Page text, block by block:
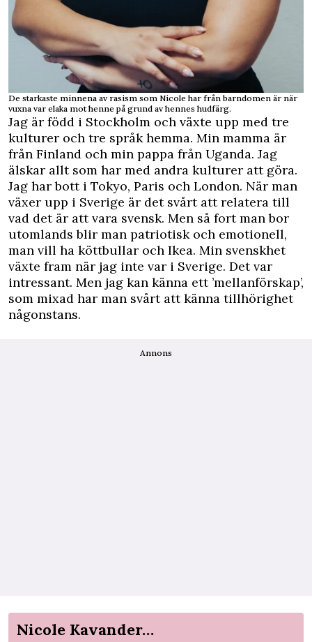
De starkaste minnena av rasism som Nicole har från barndomen är när
vuxna var elaka mot henne på grund av hennes hudfärg.
Jag är född i Stockholm och växte upp med tre
kulturer och tre språk hemma. Min mamma är
från Finland och min pappa från Uganda. Jag
älskar allt som har med andra kulturer att göra.
Jag har bott i Tokyo, Paris och London. När man
växer upp i Sverige är det svårt att relatera till
vad det är att vara svensk. Men så fort man bor
utomlands blir man patriotisk och emotionell,
man vill ha köttbullar och Ikea. Min svenskhet
växte fram när jag inte var i Sverige. Det var
intressant. Men jag kan känna ett ’mellanförskap’,
som mixad har man svårt att känna tillhörighet
någonstans.
Annons
Nicole Kavander…